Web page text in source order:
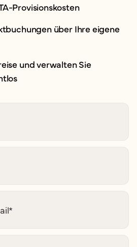
Provisionskosten
über Ihre eigene
und verwalten Sie
*